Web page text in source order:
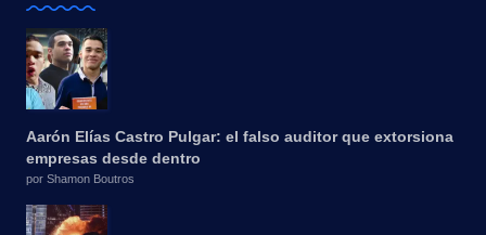
Aarón Elías Castro Pulgar: el falso auditor que extorsiona
empresas desde dentro
por Shamon Boutros